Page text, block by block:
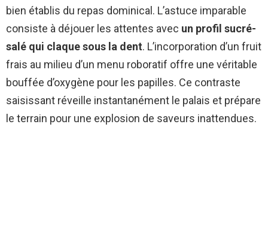
bien établis du repas dominical. L’astuce imparable
consiste à déjouer les attentes avec un profil sucré-
salé qui claque sous la dent. L’incorporation d’un fruit
frais au milieu d’un menu roboratif offre une véritable
bouffée d’oxygène pour les papilles. Ce contraste
saisissant réveille instantanément le palais et prépare
le terrain pour une explosion de saveurs inattendues.